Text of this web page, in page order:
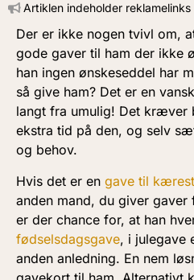
Artiklen indeholder reklamelinks
Der er ikke nogen tvivl om,
gode gaver til ham der ikke
han ingen ønskeseddel har
så give ham? Det er en
langt fra umulig! Det kræver
ekstra tid på den, og selv
og behov.
Hvis det er en gave til
anden mand, du giver gaver
er der chance for, at han
fødselsdagsgave, i julegave
anden anledning. En nem